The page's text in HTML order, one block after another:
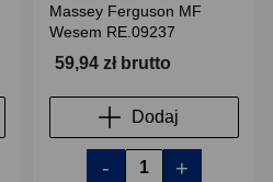
Massey Ferguson MF
Wesem RE.09237
59,94 zł brutto
Dodaj
- +